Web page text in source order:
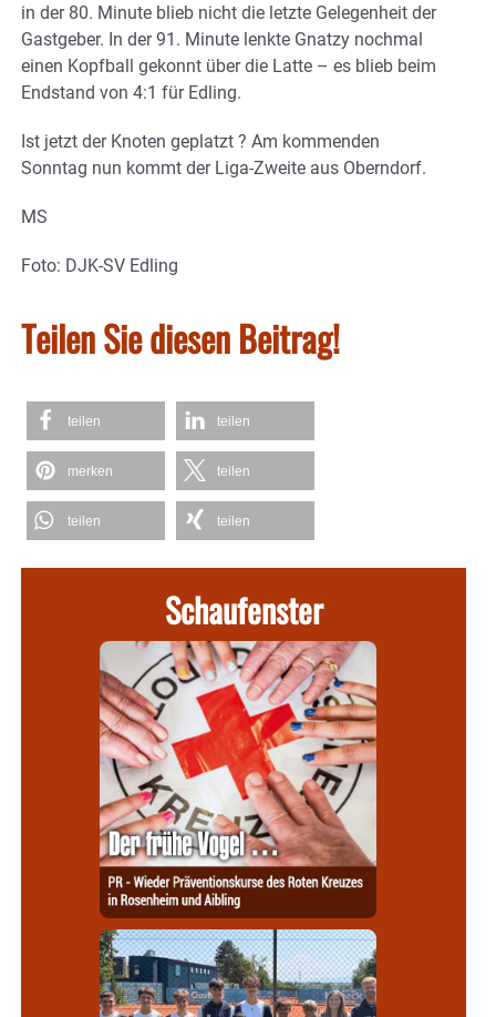
in der 80. Minute blieb nicht die letzte Gelegenheit der
Gastgeber. In der 91. Minute lenkte Gnatzy nochmal
einen Kopfball gekonnt über die Latte – es blieb beim
Endstand von 4:1 für Edling.
Ist jetzt der Knoten geplatzt ? Am kommenden
Sonntag nun kommt der Liga-Zweite aus Oberndorf.
MS
Foto: DJK-SV Edling
Teilen Sie diesen Beitrag!
teilen teilen
merken teilen
teilen teilen
Schaufenster